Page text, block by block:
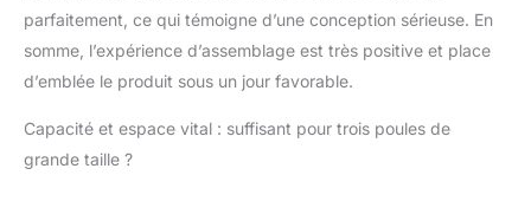
parfaitement, ce qui témoigne d’une conception sérieuse. En
somme, l’expérience d’assemblage est très positive et place
d’emblée le produit sous un jour favorable.
Capacité et espace vital : suffisant pour trois poules de
grande taille ?